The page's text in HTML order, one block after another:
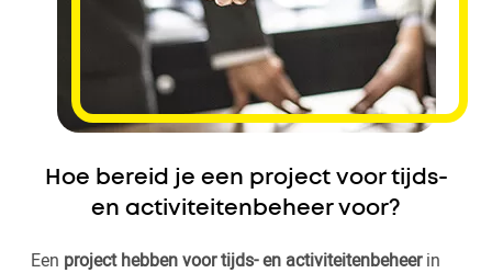
Hoe bereid je een project voor tijds-
en activiteitenbeheer voor?
Een project hebben voor tijds- en activiteitenbeheerin